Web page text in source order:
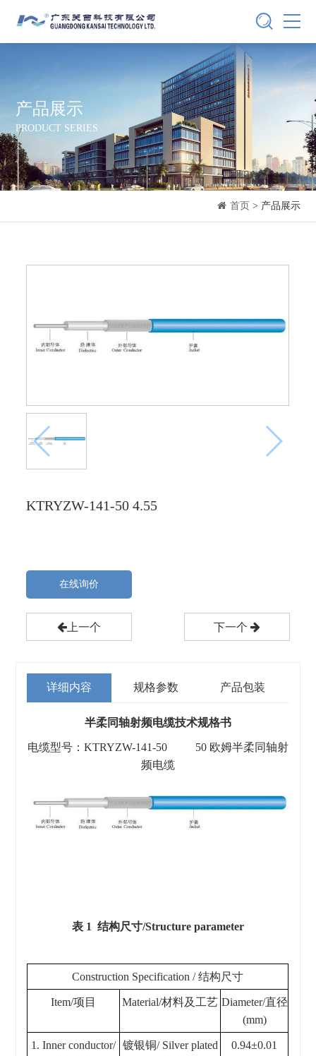
产品展示
PRODUCT SERIES
首页 > 产品展示
KTRYZW-141-50 4.55
在线询价
上一个 下一个
详细内容 规格参数 产品包装
半柔同轴射频电缆技术规格书
电缆型号：KTRYZW-141-50 50 欧姆半柔同轴射
频电缆
表 1 结构尺寸/Structure parameter
Construction Specification / 结构尺寸
Item/项目 Material/材料及工艺 Diameter/直径
(mm)
1. Inner conductor/ 镀银铜/ Silver plated
0.94±0.01